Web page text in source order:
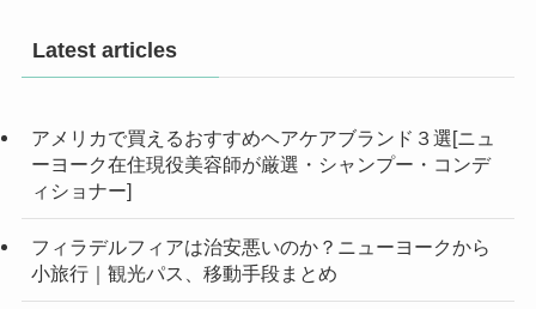
Latest articles
アメリカで買えるおすすめヘアケアブランド３選[ニュ
ーヨーク在住現役美容師が厳選・シャンプー・コンデ
ィショナー]
フィラデルフィアは治安悪いのか？ニューヨークから
小旅行｜観光パス、移動手段まとめ